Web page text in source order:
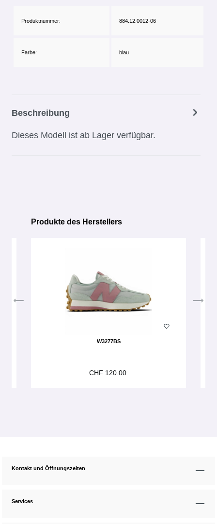
Produktnummer: 884.12.0012-06
Farbe: blau
Beschreibung
Dieses Modell ist ab Lager verfügbar.
Produktgalerie überspringen
Produkte des Herstellers
W3277BS
CHF 120.00
Kontakt und Öffnungszeiten
Services